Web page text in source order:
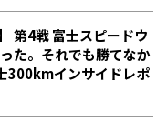
第4戦 富士スピードウ
た。それでも勝てなか
300kmインサイドレポ